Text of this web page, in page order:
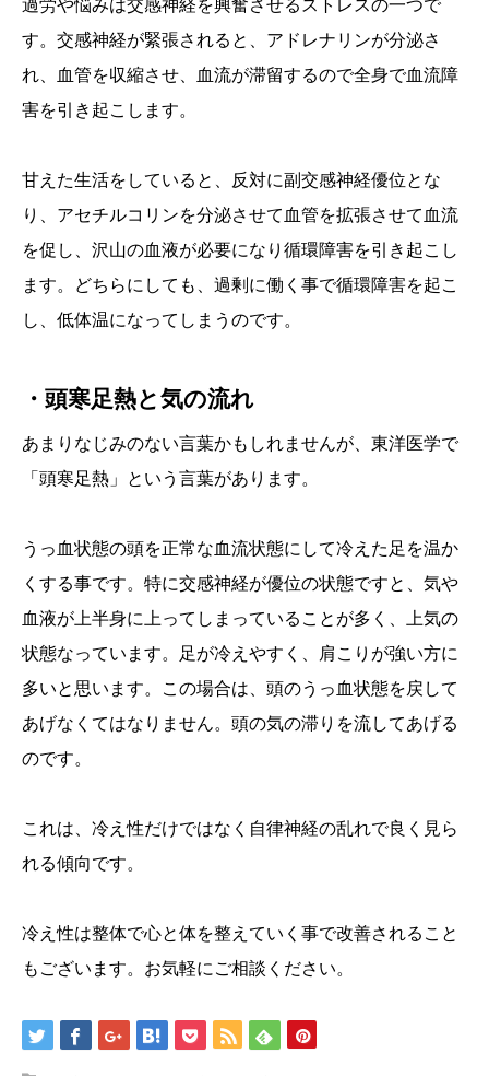
す。交感神経が緊張されると、アドレナリンが分泌さ
れ、血管を収縮させ、血流が滞留するので全身で血流障
害を引き起こします。
甘えた生活をしていると、反対に副交感神経優位とな
り、アセチルコリンを分泌させて血管を拡張させて血流
を促し、沢山の血液が必要になり循環障害を引き起こし
ます。どちらにしても、過剰に働く事で循環障害を起こ
し、低体温になってしまうのです。
・頭寒足熱と気の流れ
あまりなじみのない言葉かもしれませんが、東洋医学で
「頭寒足熱」という言葉があります。
うっ血状態の頭を正常な血流状態にして冷えた足を温か
くする事です。特に交感神経が優位の状態ですと、気や
血液が上半身に上ってしまっていることが多く、上気の
状態なっています。足が冷えやすく、肩こりが強い方に
多いと思います。この場合は、頭のうっ血状態を戻して
あげなくてはなりません。頭の気の滞りを流してあげる
のです。
これは、冷え性だけではなく自律神経の乱れで良く見ら
れる傾向です。
冷え性は整体で心と体を整えていく事で改善されること
もございます。お気軽にご相談ください。